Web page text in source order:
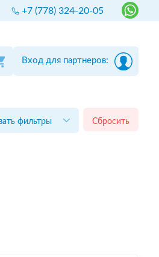
+7 (778) 324-20-05
Вход для партнеров:
фильтры Сбросить